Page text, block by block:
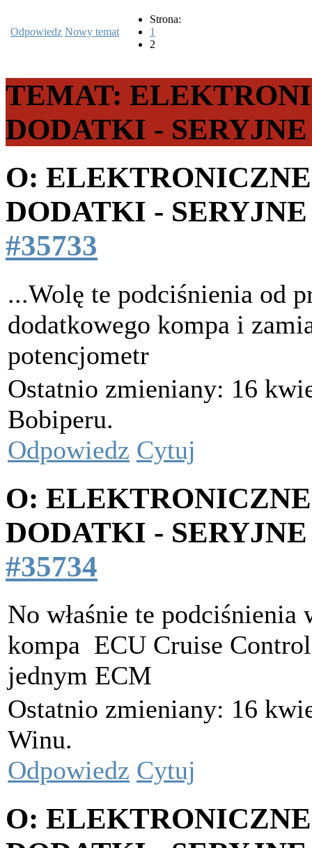
Odpowiedz Nowy temat
Strona:
1
2
TEMAT:
DODATKI -
O:
DODATKI -
#35733
...Wolę te podciśnienia od
dodatkowego kompa i
potencjometr
Ostatnio zmieniany: 16
Bobiperu.
Odpowiedz Cytuj
O:
DODATKI -
#35734
No właśnie te podciśnienia
kompa ECU Cruise
jednym ECM
Ostatnio zmieniany: 16
Winu.
Odpowiedz Cytuj
O: